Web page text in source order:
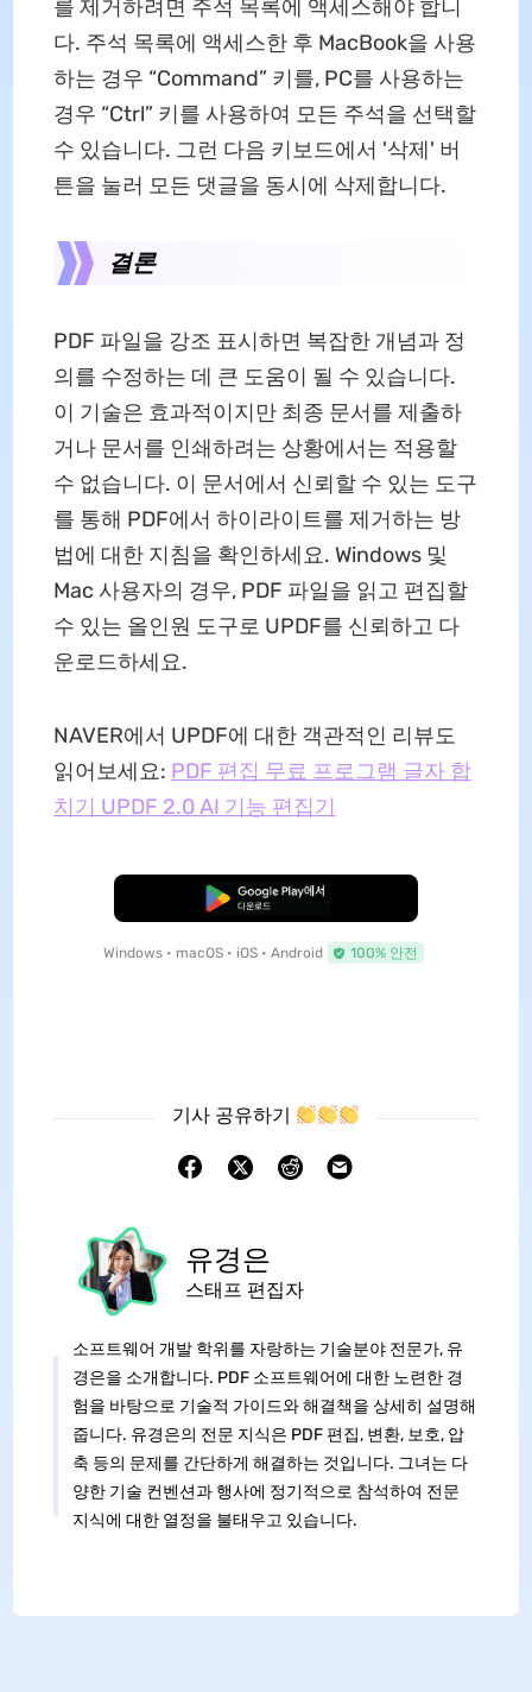
를 제거하려면 주석 목록에 액세스해야 합니
다. 주석 목록에 액세스한 후 MacBook을 사용
하는 경우 “Command” 키를, PC를 사용하는
경우 “Ctrl” 키를 사용하여 모든 주석을 선택할
수 있습니다. 그런 다음 키보드에서 '삭제' 버
튼을 눌러 모든 댓글을 동시에 삭제합니다.
결론
PDF 파일을 강조 표시하면 복잡한 개념과 정
의를 수정하는 데 큰 도움이 될 수 있습니다.
이 기술은 효과적이지만 최종 문서를 제출하
거나 문서를 인쇄하려는 상황에서는 적용할
수 없습니다. 이 문서에서 신뢰할 수 있는 도구
를 통해 PDF에서 하이라이트를 제거하는 방
법에 대한 지침을 확인하세요. Windows 및
Mac 사용자의 경우, PDF 파일을 읽고 편집할
수 있는 올인원 도구로 UPDF를 신뢰하고 다
운로드하세요.
NAVER에서 UPDF에 대한 객관적인 리뷰도
읽어보세요: PDF 편집 무료 프로그램 글자 합
치기 UPDF 2.0 AI 기능 편집기
무료로 다운로드
Windows • macOS • iOS • Android 100% 안전
기사 공유하기
유경은
스태프 편집자
소프트웨어 개발 학위를 자랑하는 기술분야 전문가, 유
경은을 소개합니다. PDF 소프트웨어에 대한 노련한 경
험을 바탕으로 기술적 가이드와 해결책을 상세히 설명해
줍니다. 유경은의 전문 지식은 PDF 편집, 변환, 보호, 압
축 등의 문제를 간단하게 해결하는 것입니다. 그녀는 다
양한 기술 컨벤션과 행사에 정기적으로 참석하여 전문
지식에 대한 열정을 불태우고 있습니다.